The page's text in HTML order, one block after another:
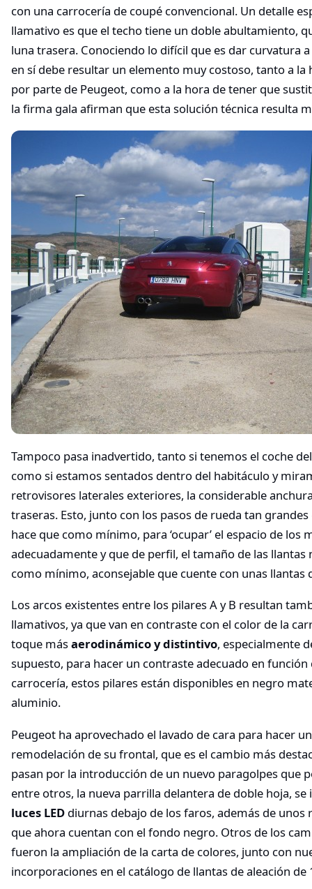
con una carrocería de coupé convencional. Un detalle
llamativo es que el techo tiene un doble abultamiento,
luna trasera. Conociendo lo difícil que es dar curvatura
en sí debe resultar un elemento muy costoso, tanto a
por parte de Peugeot, como a la hora de tener que
la firma gala afirman que esta solución técnica resulta
Tampoco pasa inadvertido, tanto si tenemos el coche
como si estamos sentados dentro del habitáculo y
retrovisores laterales exteriores, la considerable
traseras. Esto, junto con los pasos de rueda tan
hace que como mínimo, para ‘ocupar’ el espacio de los
adecuadamente y que de perfil, el tamaño de las llantas
como mínimo, aconsejable que cuente con unas llantas
Los arcos existentes entre los pilares A y B resultan
llamativos, ya que van en contraste con el color de la
toque másaerodinámico y distintivo, especialmente
supuesto, para hacer un contraste adecuado en función
carrocería, estos pilares están disponibles en negro
aluminio.
Peugeot ha aprovechado el lavado de cara para hacer
remodelación de su frontal, que es el cambio más
pasan por la introducción de un nuevo paragolpes que
entre otros, la nueva parrilla delantera de doble hoja,
luces LED diurnas debajo de los faros, además de unos
que ahora cuentan con el fondo negro. Otros de los
fueron la ampliación de la carta de colores, junto con
incorporaciones en el catálogo de llantas de aleación de